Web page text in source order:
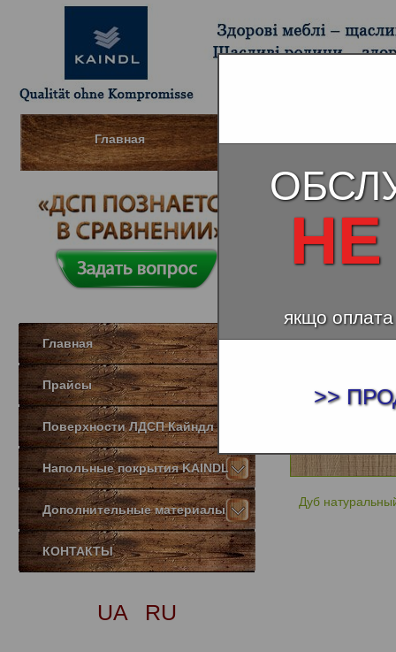
Главная
Главная
Прайсы
Поверхности ЛДСП Кайндл
Напольные покрытия KAINDL
Дополнительные материалы
КОНТАКТЫ
UA RU
Дуб
якщо
>>